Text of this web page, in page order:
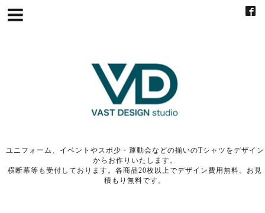
ユニフォーム、イベントやスポ少・運動会などの揃いのTシャツをデザイン
からお作りいたします。
横断幕等も受付しております。各商品20枚以上でデザイン費用無料。お見
積もり無料です。